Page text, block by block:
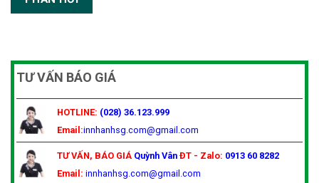
TƯ VẤN BÁO GIÁ
HOTLINE: (028) 36.123.999
Email:innhanhsg.com@gmail.com
TƯ VẤN, BÁO GIÁ Quỳnh Vân ĐT - Zalo: 0913 60 8282
Email: innhanhsg.com@gmail.com